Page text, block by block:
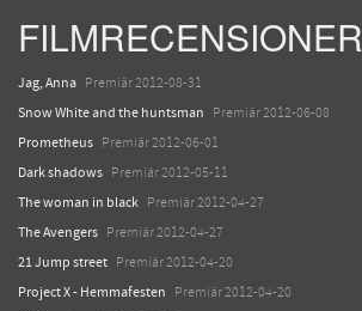
FILMRECENSIONER
Jag, Anna Premiär 2012-08-31
Snow White and the huntsman Premiär 2012-06-08
Prometheus Premiär 2012-06-01
Dark shadows Premiär 2012-05-11
The woman in black Premiär 2012-04-27
The Avengers Premiär 2012-04-27
21 Jump street Premiär 2012-04-20
Project X - Hemmafesten Premiär 2012-04-20